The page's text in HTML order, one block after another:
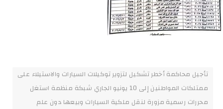
تأجيل محاكمة أخطر تشكيل لتزوير توكيلات السيارات والاستيلاء على
ممتلكات المواطنين إلى 10 يونيو الجاري شبكة منظمة استغل
محررات رسمية مزورة لنقل ملكية السيارات وبيعها دون علم